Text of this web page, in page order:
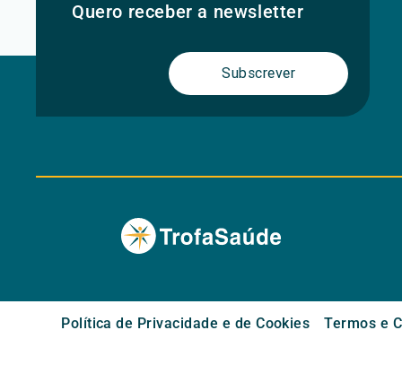
Quero receber a newsletter
Subscrever
Política de Privacidade e de Cookies Termos e